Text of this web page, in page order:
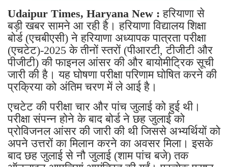
Udaipur Times, Haryana New :हरियाणा से
बड़ी खबर सामने आ रही है। हरियाणा विद्यालय शिक्षा
बोर्ड (एचबीएसी) ने हरियाणा अध्यापक पात्रता परीक्षा
(एचटेट)-2025 के तीनों स्तरों (पीआरटी, टीजीटी और
पीजीटी) की फाइनल आंसर की और बायोमीट्रिक सूची
जारी की है। यह घोषणा परीक्षा परिणाम घोषित करने की
प्रक्रिया को अंतिम चरण में ले आई है।
एचटेट की परीक्षा चार और पांच जुलाई को हुई थी।
परीक्षा संपन्न होने के बाद बोर्ड ने छह जुलाई को
प्रोविजनल आंसर की जारी की थी जिससे अभ्यर्थियों को
अपने उत्तरों का मिलान करने का अवसर मिला। इसके
बाद छह जुलाई से नौ जुलाई (शाम पांच बजे) तक